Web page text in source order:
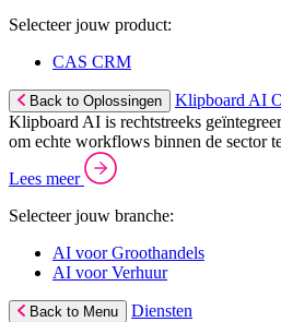
Selecteer jouw product:
CAS CRM
Back to Oplossingen
Klipboard AI
Klipboard AI is rechtstreeks
om echte workflows binnen de sector
Lees meer
Selecteer jouw branche:
AI voor Groothandels
AI voor Verhuur
Back to Menu Diensten